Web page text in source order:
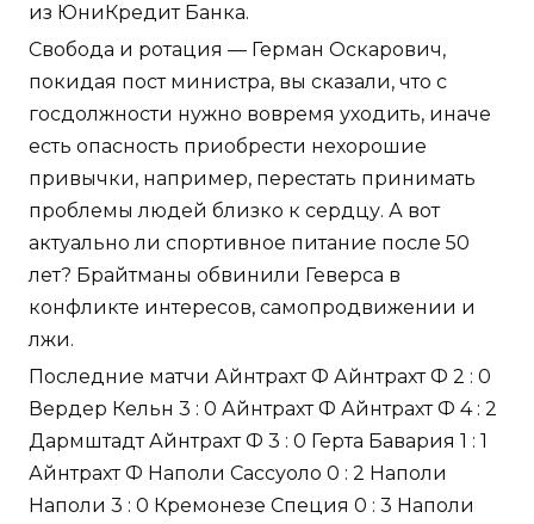
из ЮниКредит Банка.
Свобода и ротация — Герман Оскарович,
покидая пост министра, вы сказали, что с
госдолжности нужно вовремя уходить, иначе
есть опасность приобрести нехорошие
привычки, например, перестать принимать
проблемы людей близко к сердцу. А вот
актуально ли спортивное питание после 50
лет? Брайтманы обвинили Геверса в
конфликте интересов, самопродвижении и
лжи.
Последние матчи Айнтрахт Ф Айнтрахт Ф 2 : 0
Вердер Кельн 3 : 0 Айнтрахт Ф Айнтрахт Ф 4 : 2
Дармштадт Айнтрахт Ф 3 : 0 Герта Бавария 1 : 1
Айнтрахт Ф Наполи Сассуоло 0 : 2 Наполи
Наполи 3 : 0 Кремонезе Специя 0 : 3 Наполи